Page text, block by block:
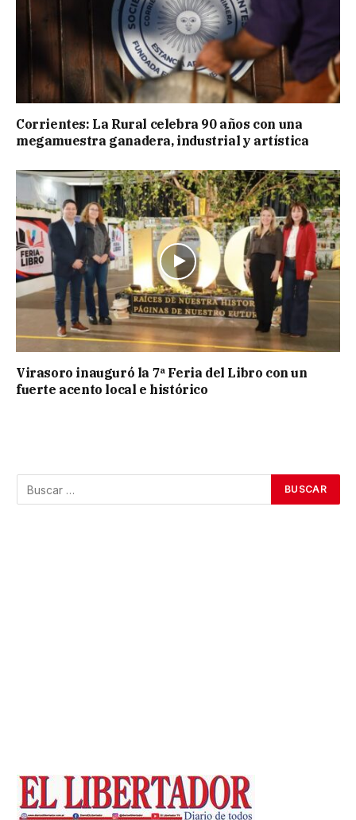
Corrientes: La Rural celebra 90 años con una
megamuestra ganadera, industrial y artística
Virasoro inauguró la 7ª Feria del Libro con un
fuerte acento local e histórico